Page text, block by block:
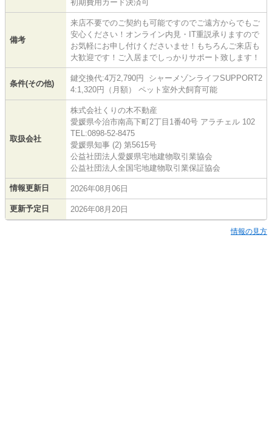
初期費用カード決済可
備考
来店不要でのご契約も可能ですのでご遠方からでもご
安心ください！オンライン内見・IT重説承りますので
お気軽にお申し付けくださいませ！もちろんご来店も
大歓迎です！ご入居までしっかりサポート致します！
条件(その他)
鍵交換代:4万2,790円 シャーメゾンライフSUPPORT2
4:1,320円（月額） ペット室外犬飼育可能
取扱会社
株式会社くりの木不動産
愛媛県今治市南高下町2丁目1番40号 アラチェル 102
TEL:0898-52-8475
愛媛県知事 (2) 第5615号
公益社団法人愛媛県宅地建物取引業協会
公益社団法人全国宅地建物取引業保証協会
情報更新日 2026年08月06日
更新予定日 2026年08月20日
情報の見方